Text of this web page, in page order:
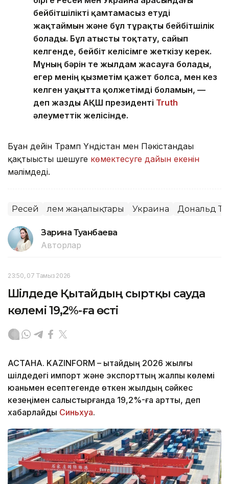
бейбітшілікті қамтамасыз етуді
жақтаймын және бұл тұрақты бейбітшілік
болады. Бұл атысты тоқтату, сайып
келгенде, бейбіт келісімге жеткізу керек.
Мұның бәрін өте жылдам жасауға болады,
егер менің қызметім қажет болса, мен кез
келген уақытта қолжетімді боламын, —
деп жазды АҚШ президенті Truth
әлеуметтік желісінде.
Бұған дейін Трамп Үндістан мен Пәкістандағы
қақтығысты шешуге көмектесуге дайын екенін
мәлімдеді.
Ресей Әлем жаңалықтары Украина Дональд
Зарина Туғанбаева
Авторлар
23:50, 07 Тамыз 2026
Шілдеде Қытайдың сыртқы сауда
көлемі 19,2%-ға өсті
АСТАНА. KAZINFORM – Қытайдың 2026 жылғы
шілдедегі импорт және экспорттың жалпы көлемі
юаньмен есептегенде өткен жылдың сәйкес
кезеңімен салыстырғанда 19,2%-ға артты, деп
хабарлайды Синьхуа.